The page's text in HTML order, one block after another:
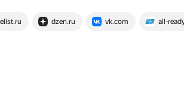
dzen.ru vk.com all-